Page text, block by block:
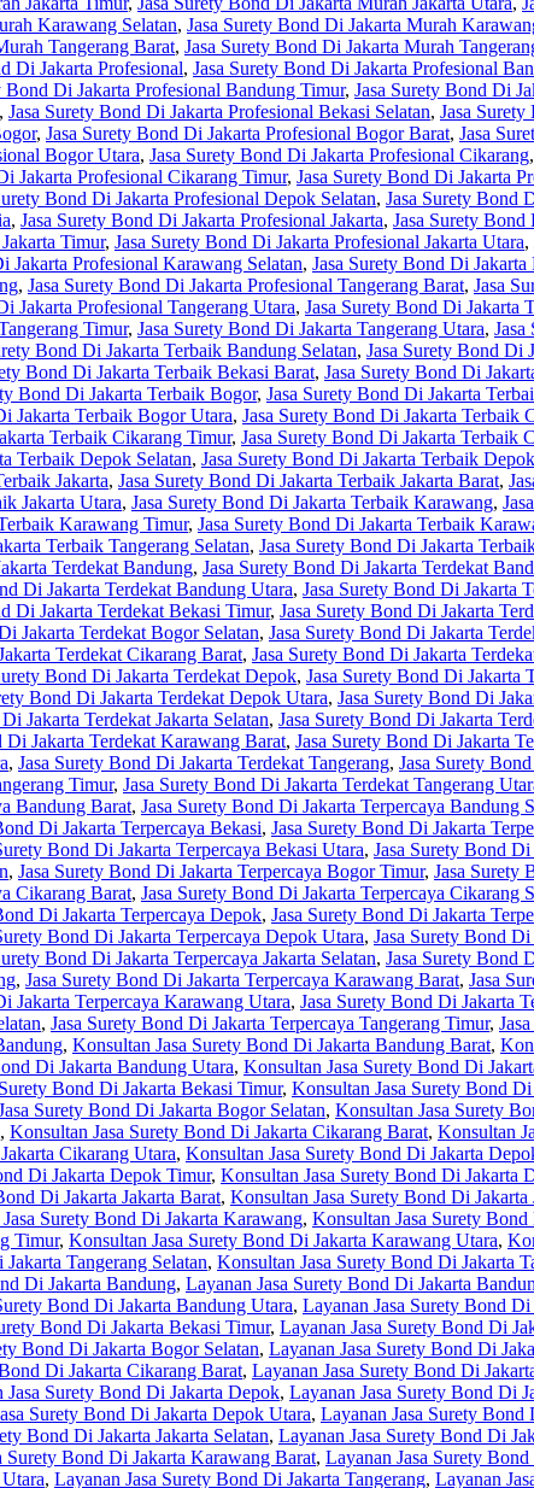
Karawang Selatan, Jasa Surety Bond Di Jakarta Murah
Tangerang Barat, Jasa Surety Bond Di Jakarta Murah
Di Jakarta Profesional, Jasa Surety Bond Di Jakarta Profesional
Bond Di Jakarta Profesional Bandung Timur, Jasa Surety Bond Di
, Jasa Surety Bond Di Jakarta Profesional Bekasi Selatan, Jasa
, Jasa Surety Bond Di Jakarta Profesional Bogor Barat, Jasa
Bogor Utara, Jasa Surety Bond Di Jakarta Profesional Cikarang,
Jakarta Profesional Cikarang Timur, Jasa Surety Bond Di Jakarta
Bond Di Jakarta Profesional Depok Selatan, Jasa Surety Bond
, Jasa Surety Bond Di Jakarta Profesional Jakarta, Jasa Surety Bond
Timur, Jasa Surety Bond Di Jakarta Profesional Jakarta Utara,
Jakarta Profesional Karawang Selatan, Jasa Surety Bond Di
, Jasa Surety Bond Di Jakarta Profesional Tangerang Barat, Jasa
Jakarta Profesional Tangerang Utara, Jasa Surety Bond Di Jakarta
Timur, Jasa Surety Bond Di Jakarta Tangerang Utara, Jasa
Bond Di Jakarta Terbaik Bandung Selatan, Jasa Surety Bond Di
Bond Di Jakarta Terbaik Bekasi Barat, Jasa Surety Bond Di
Bond Di Jakarta Terbaik Bogor, Jasa Surety Bond Di Jakarta
Jakarta Terbaik Bogor Utara, Jasa Surety Bond Di Jakarta Terbaik
Terbaik Cikarang Timur, Jasa Surety Bond Di Jakarta Terbaik
Terbaik Depok Selatan, Jasa Surety Bond Di Jakarta Terbaik
Jakarta, Jasa Surety Bond Di Jakarta Terbaik Jakarta Barat,
Jakarta Utara, Jasa Surety Bond Di Jakarta Terbaik Karawang,
Karawang Timur, Jasa Surety Bond Di Jakarta Terbaik
Terbaik Tangerang Selatan, Jasa Surety Bond Di Jakarta
Terdekat Bandung, Jasa Surety Bond Di Jakarta Terdekat
Di Jakarta Terdekat Bandung Utara, Jasa Surety Bond Di Jakarta
Di Jakarta Terdekat Bekasi Timur, Jasa Surety Bond Di Jakarta
Jakarta Terdekat Bogor Selatan, Jasa Surety Bond Di Jakarta
Terdekat Cikarang Barat, Jasa Surety Bond Di Jakarta
Bond Di Jakarta Terdekat Depok, Jasa Surety Bond Di Jakarta
Bond Di Jakarta Terdekat Depok Utara, Jasa Surety Bond Di
Jakarta Terdekat Jakarta Selatan, Jasa Surety Bond Di Jakarta
Di Jakarta Terdekat Karawang Barat, Jasa Surety Bond Di Jakarta
, Jasa Surety Bond Di Jakarta Terdekat Tangerang, Jasa Surety
Timur, Jasa Surety Bond Di Jakarta Terdekat Tangerang
Bandung Barat, Jasa Surety Bond Di Jakarta Terpercaya Bandung
Di Jakarta Terpercaya Bekasi, Jasa Surety Bond Di Jakarta
Bond Di Jakarta Terpercaya Bekasi Utara, Jasa Surety Bond
, Jasa Surety Bond Di Jakarta Terpercaya Bogor Timur, Jasa Surety
Cikarang Barat, Jasa Surety Bond Di Jakarta Terpercaya Cikarang
Di Jakarta Terpercaya Depok, Jasa Surety Bond Di Jakarta
Bond Di Jakarta Terpercaya Depok Utara, Jasa Surety Bond
Bond Di Jakarta Terpercaya Jakarta Selatan, Jasa Surety Bond
, Jasa Surety Bond Di Jakarta Terpercaya Karawang Barat, Jasa
Jakarta Terpercaya Karawang Utara, Jasa Surety Bond Di Jakarta
, Jasa Surety Bond Di Jakarta Terpercaya Tangerang Timur,
, Konsultan Jasa Surety Bond Di Jakarta Bandung Barat,
Di Jakarta Bandung Utara, Konsultan Jasa Surety Bond Di
Bond Di Jakarta Bekasi Timur, Konsultan Jasa Surety Bond
Surety Bond Di Jakarta Bogor Selatan, Konsultan Jasa Surety
, Konsultan Jasa Surety Bond Di Jakarta Cikarang Barat, Konsultan
Cikarang Utara, Konsultan Jasa Surety Bond Di Jakarta
Di Jakarta Depok Timur, Konsultan Jasa Surety Bond Di Jakarta
Di Jakarta Jakarta Barat, Konsultan Jasa Surety Bond Di Jakarta
Surety Bond Di Jakarta Karawang, Konsultan Jasa Surety
Timur, Konsultan Jasa Surety Bond Di Jakarta Karawang Utara,
Tangerang Selatan, Konsultan Jasa Surety Bond Di Jakarta
Di Jakarta Bandung, Layanan Jasa Surety Bond Di Jakarta
Bond Di Jakarta Bandung Utara, Layanan Jasa Surety Bond
Bond Di Jakarta Bekasi Timur, Layanan Jasa Surety Bond Di
Bond Di Jakarta Bogor Selatan, Layanan Jasa Surety Bond Di
Di Jakarta Cikarang Barat, Layanan Jasa Surety Bond Di
Jasa Surety Bond Di Jakarta Depok, Layanan Jasa Surety Bond Di
Surety Bond Di Jakarta Depok Utara, Layanan Jasa Surety Bond
Bond Di Jakarta Jakarta Selatan, Layanan Jasa Surety Bond Di
Surety Bond Di Jakarta Karawang Barat, Layanan Jasa Surety
, Layanan Jasa Surety Bond Di Jakarta Tangerang, Layanan